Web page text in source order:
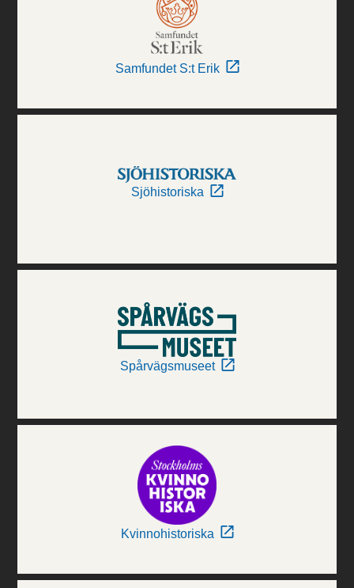
Samfundet S:t Erik
Sjöhistoriska
Spårvägsmuseet
Kvinnohistoriska